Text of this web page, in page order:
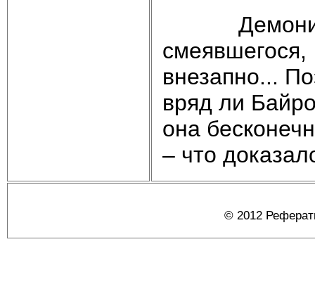
внезапно...
вряд ли
она
– что
© 2012